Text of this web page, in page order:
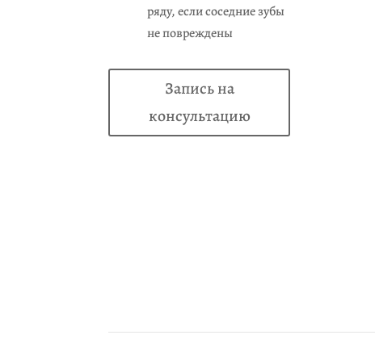
ряду, если соседние зубы
не повреждены
Запись на
консультацию